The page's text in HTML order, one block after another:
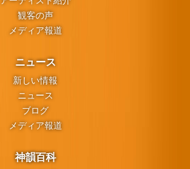
観客の声
メディア報道
ニュース
新しい情報
ニュース
ブログ
メディア報道
神韻百科